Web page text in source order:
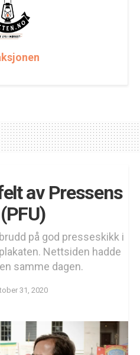
av Pressens
på god presseskikk i
Nettsiden hadde
samme dagen.
31, 2020